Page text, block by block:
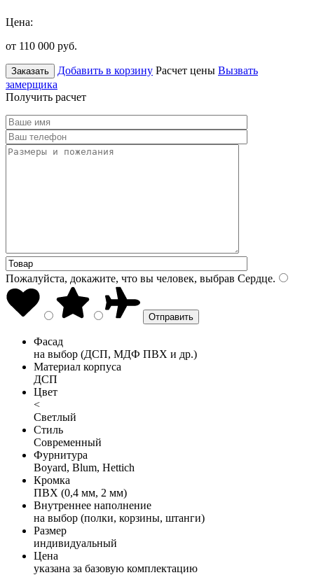
Цена:
от 110 000 руб.
Заказать Добавить в корзину Расчет цены Вызвать
замерщика
Получить расчет
Пожалуйста, докажите, что вы человек, выбрав Сердце.
Фасад
на выбор (ДСП, МДФ ПВХ и др.)
Материал корпуса
ДСП
Цвет
<
Светлый
Стиль
Современный
Фурнитура
Boyard, Blum, Hettich
Кромка
ПВХ (0,4 мм, 2 мм)
Внутреннее наполнение
на выбор (полки, корзины, штанги)
Размер
индивидуальный
Цена
указана за базовую комплектацию